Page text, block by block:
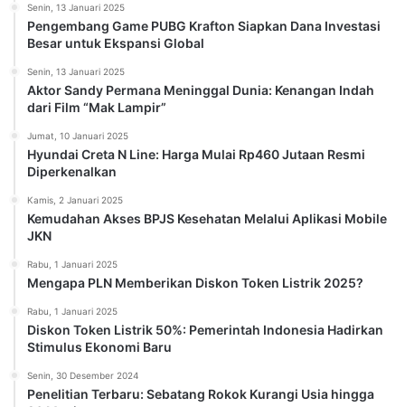
Senin, 13 Januari 2025
Pengembang Game PUBG Krafton Siapkan Dana Investasi
Besar untuk Ekspansi Global
Senin, 13 Januari 2025
Aktor Sandy Permana Meninggal Dunia: Kenangan Indah
dari Film “Mak Lampir”
Jumat, 10 Januari 2025
Hyundai Creta N Line: Harga Mulai Rp460 Jutaan Resmi
Diperkenalkan
Kamis, 2 Januari 2025
Kemudahan Akses BPJS Kesehatan Melalui Aplikasi Mobile
JKN
Rabu, 1 Januari 2025
Mengapa PLN Memberikan Diskon Token Listrik 2025?
Rabu, 1 Januari 2025
Diskon Token Listrik 50%: Pemerintah Indonesia Hadirkan
Stimulus Ekonomi Baru
Senin, 30 Desember 2024
Penelitian Terbaru: Sebatang Rokok Kurangi Usia hingga